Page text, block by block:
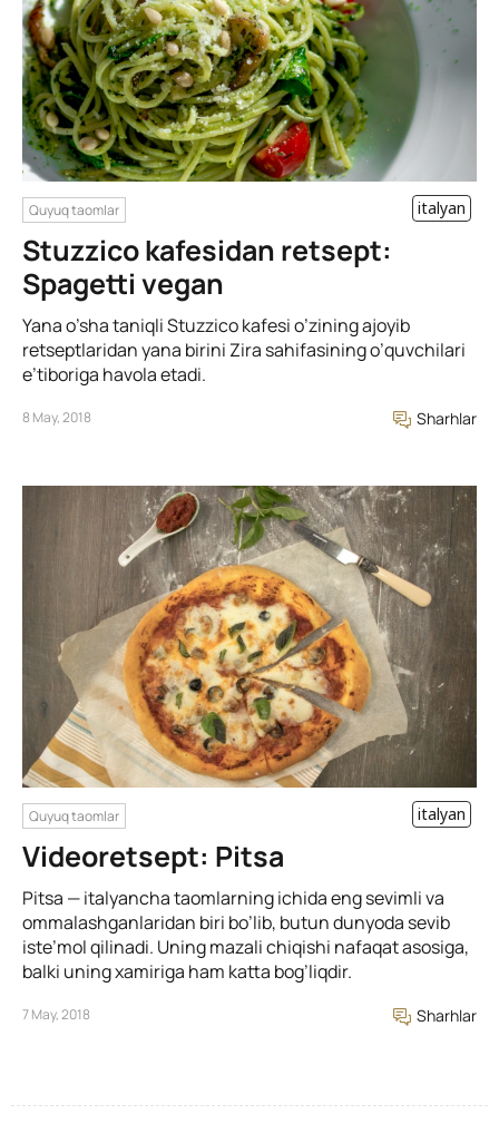
Quyuq taomlar italyan
Stuzzico kafesidan retsept:
Spagetti vegan
Yana o’sha taniqli Stuzzico kafesi o’zining ajoyib
retseptlaridan yana birini Zira sahifasining o’quvchilari
e’tiboriga havola etadi.
8 May, 2018 Sharhlar
Quyuq taomlar italyan
Videoretsept: Pitsa
Pitsa — italyancha taomlarning ichida eng sevimli va
ommalashganlaridan biri bo’lib, butun dunyoda sevib
iste’mol qilinadi. Uning mazali chiqishi nafaqat asosiga,
balki uning xamiriga ham katta bog’liqdir.
7 May, 2018 Sharhlar